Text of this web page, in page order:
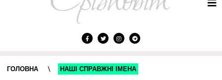
ГОЛОВНА \ НАШІ СПРАВЖНІ ІМЕНА